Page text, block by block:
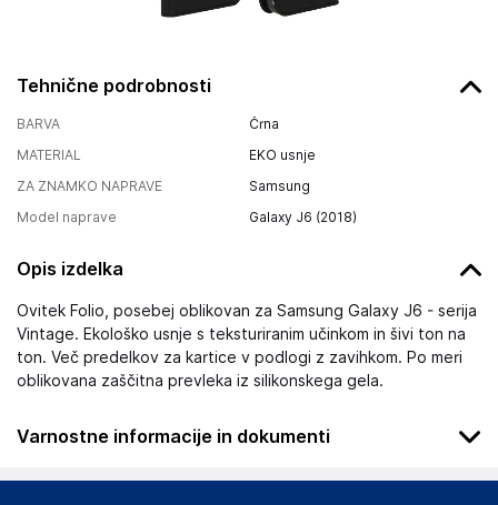
Tehnične podrobnosti
BARVA
Črna
MATERIAL
EKO usnje
ZA ZNAMKO NAPRAVE
Samsung
Model naprave
Galaxy J6 (2018)
Opis izdelka
Ovitek Folio, posebej oblikovan za Samsung Galaxy J6 - serija
Vintage. Ekološko usnje s teksturiranim učinkom in šivi ton na
ton. Več predelkov za kartice v podlogi z zavihkom. Po meri
oblikovana zaščitna prevleka iz silikonskega gela.
Varnostne informacije in dokumenti
Podatki o proizvajalcu